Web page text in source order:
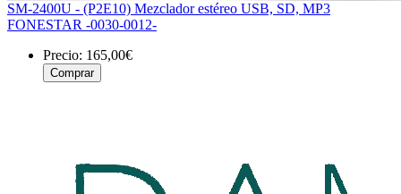
SM-2400U - (P2E10) Mezclador estéreo USB, SD, MP3
FONESTAR -0030-0012-
Precio: 165,00€